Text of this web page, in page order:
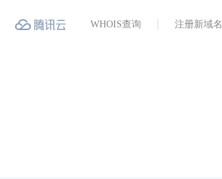
WHOIS查询 注册新域名